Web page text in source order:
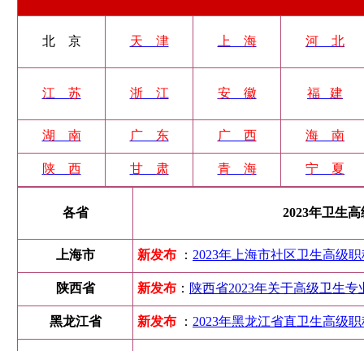
北 京 天 津 上 海 河 北
江 苏 浙 江 安 徽 福 建
湖 南 广 东 广 西 海 南
陕 西 甘 肃 青 海 宁 夏
各省 2023年卫生
上海市 新发布 ： 2023年上海市社区卫生高级
陕西省 新发布 ： 陕西省2023年关于高级卫生
黑龙江省 新发布 ： 2023年黑龙江省直卫生高级